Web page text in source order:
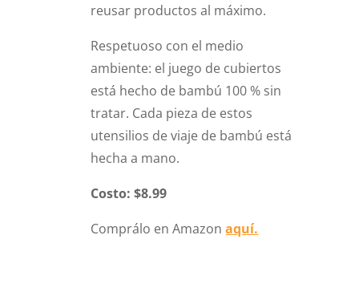
reusar productos al máximo.
Respetuoso con el medio
ambiente: el juego de cubiertos
está hecho de bambú 100 % sin
tratar. Cada pieza de estos
utensilios de viaje de bambú está
hecha a mano.
Costo: $8.99
Comprálo en Amazonaquí.